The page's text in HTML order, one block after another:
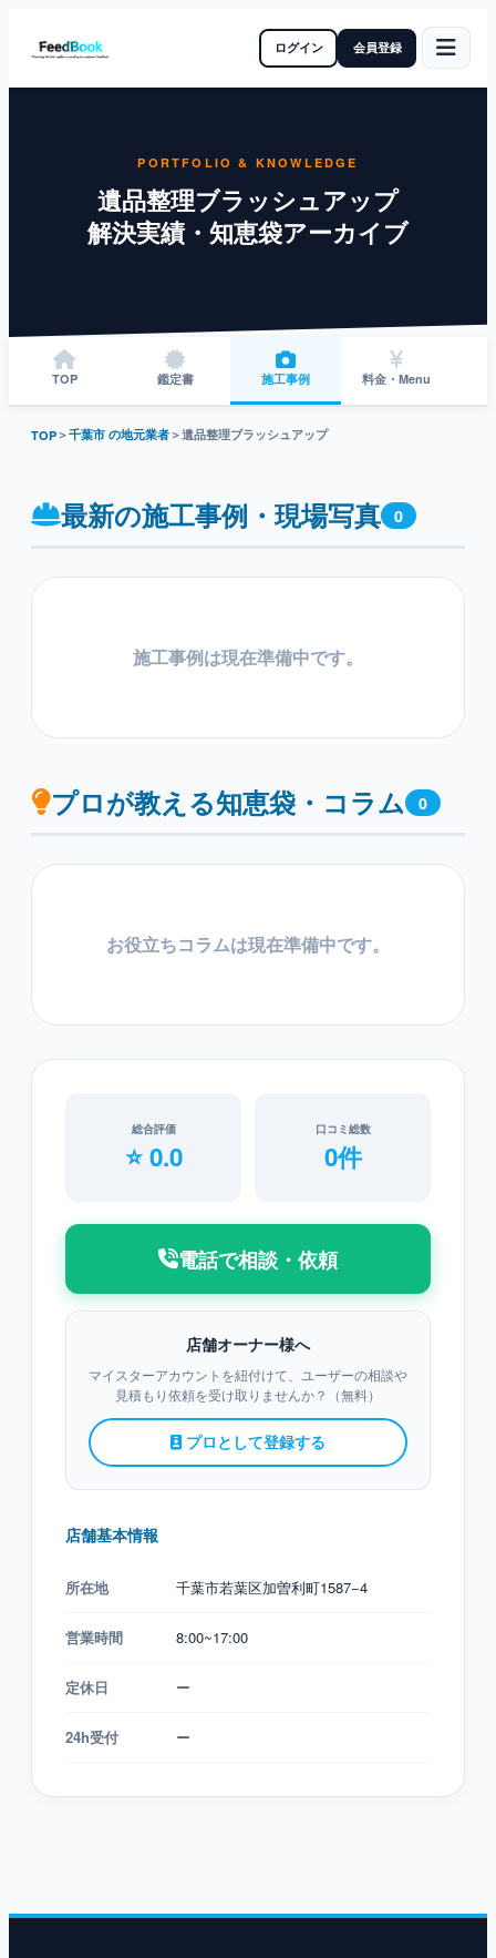
ログイン 会員登録
PORTFOLIO & KNOWLEDGE
遺品整理ブラッシュアップ
解決実績・知恵袋アーカイブ
TOP 鑑定書 施工事例 料金・Menu
TOP＞千葉市 の地元業者＞遺品整理ブラッシュアップ
最新の施工事例・現場写真 0
施工事例は現在準備中です。
プロが教える知恵袋・コラム 0
お役立ちコラムは現在準備中です。
総合評価
⭐ 0.0
口コミ総数
0件
電話で相談・依頼
店舗オーナー様へ
マイスターアカウントを紐付けて、ユーザーの相談や
見積もり依頼を受け取りませんか？（無料）
プロとして登録する
店舗基本情報
所在地 千葉市若葉区加曽利町1587−4
営業時間 8:00~17:00
定休日 ー
24h受付 ー